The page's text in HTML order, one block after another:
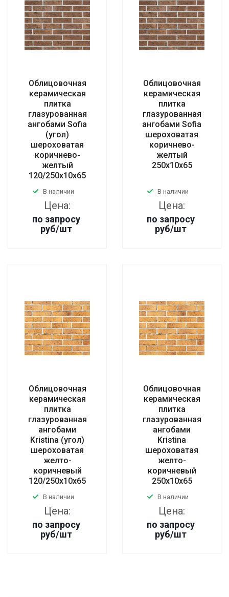
Облицовочная
керамическая
плитка
глазурованная
ангобами Sofia
(угол)
шероховатая
коричнево-
желтый
120/250x10x65
В наличии
Цена:
по запросу
руб/шт
Облицовочная
керамическая
плитка
глазурованная
ангобами Sofia
шероховатая
коричнево-
желтый
250x10x65
В наличии
Цена:
по запросу
руб/шт
Облицовочная
керамическая
плитка
глазурованная
ангобами
Kristina (угол)
шероховатая
желто-
коричневый
120/250x10x65
В наличии
Цена:
по запросу
руб/шт
Облицовочная
керамическая
плитка
глазурованная
ангобами
Kristina
шероховатая
желто-
коричневый
250x10x65
В наличии
Цена:
по запросу
руб/шт